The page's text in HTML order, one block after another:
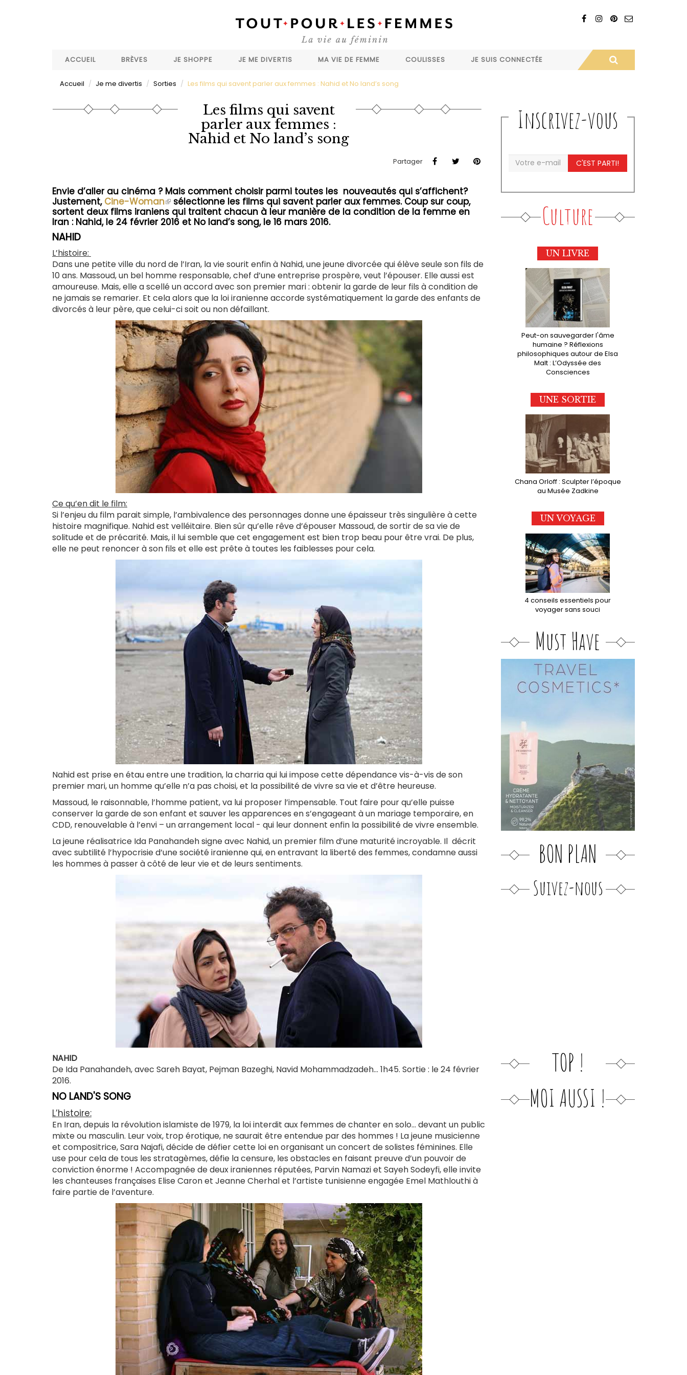
ACCUEIL
BRÈVES JE SHOPPE JE ME DIVERTIS MA VIE DE FEMME COULISSES JE SUIS CONNECTÉE
Accueil Je me divertis Sorties Les films qui savent parler aux femmes : Nahid et No land’s song
Les films qui savent
parler aux femmes :
Nahid et No land’s song
Partager
Envie d’aller au cinéma ? Mais comment choisir parmi toutes les nouveautés qui s’affichent?
Justement, Cine-Woman(le
lien
est
externe)
sélectionne les films qui savent parler aux femmes. Coup sur coup,
sortent deux films iraniens qui traitent chacun à leur manière de la condition de la femme en
Iran : Nahid, le 24 février 2016 et No land’s song, le 16 mars 2016.
NAHID
L’histoire:
Dans une petite ville du nord de l’Iran, la vie sourit enfin à Nahid, une jeune divorcée qui élève seule son fils de
10 ans. Massoud, un bel homme responsable, chef d’une entreprise prospère, veut l’épouser. Elle aussi est
amoureuse. Mais, elle a scellé un accord avec son premier mari : obtenir la garde de leur fils à condition de
ne jamais se remarier. Et cela alors que la loi iranienne accorde systématiquement la garde des enfants de
divorcés à leur père, que celui-ci soit ou non défaillant.
Ce qu’en dit le film:
Si l’enjeu du film parait simple, l’ambivalence des personnages donne une épaisseur très singulière à cette
histoire magnifique. Nahid est velléitaire. Bien sûr qu’elle rêve d’épouser Massoud, de sortir de sa vie de
solitude et de précarité. Mais, il lui semble que cet engagement est bien trop beau pour être vrai. De plus,
elle ne peut renoncer à son fils et elle est prête à toutes les faiblesses pour cela.
Nahid est prise en étau entre une tradition, la charria qui lui impose cette dépendance vis-à-vis de son
premier mari, un homme qu’elle n’a pas choisi, et la possibilité de vivre sa vie et d’être heureuse.
Massoud, le raisonnable, l’homme patient, va lui proposer l’impensable. Tout faire pour qu’elle puisse
conserver la garde de son enfant et sauver les apparences en s’engageant à un mariage temporaire, en
CDD, renouvelable à l’envi – un arrangement local - qui leur donnent enfin la possibilité de vivre ensemble.
La jeune réalisatrice Ida Panahandeh signe avec Nahid, un premier film d’une maturité incroyable. Il décrit
avec subtilité l’hypocrisie d’une société iranienne qui, en entravant la liberté des femmes, condamne aussi
les hommes à passer à côté de leur vie et de leurs sentiments.
NAHID
De Ida Panahandeh, avec Sareh Bayat, Pejman Bazeghi, Navid Mohammadzadeh... 1h45. Sortie : le 24 février
2016.
NO LAND'S SONG
L’histoire:
En Iran, depuis la révolution islamiste de 1979, la loi interdit aux femmes de chanter en solo… devant un public
mixte ou masculin. Leur voix, trop érotique, ne saurait être entendue par des hommes ! La jeune musicienne
et compositrice, Sara Najafi, décide de défier cette loi en organisant un concert de solistes féminines. Elle
use pour cela de tous les stratagèmes, défie la censure, les obstacles en faisant preuve d’un pouvoir de
conviction énorme ! Accompagnée de deux iraniennes réputées, Parvin Namazi et Sayeh Sodeyfi, elle invite
les chanteuses françaises Elise Caron et Jeanne Cherhal et l’artiste tunisienne engagée Emel Mathlouthi à
faire partie de l’aventure.
Inscrivez-vous
C'EST PARTI!
Culture
UN LIVRE
Peut-on sauvegarder l'âme
humaine ? Réflexions
philosophiques autour de Elsa
Malt : L’Odyssée des
Consciences
UNE SORTIE
Chana Orloff : Sculpter l’époque
au Musée Zadkine
UN VOYAGE
4 conseils essentiels pour
voyager sans souci
Must Have
BON PLAN
Suivez-nous
TOP !
MOI AUSSI !